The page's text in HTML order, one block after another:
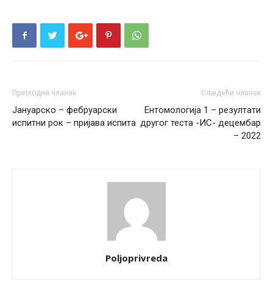
Претходни чланак
Јануарско – фебруарски
испитни рок – пријава испита
Сљедећи чланак
Ентомологија 1 – резултати
другог теста -ИС- децембар
– 2022
Poljoprivreda